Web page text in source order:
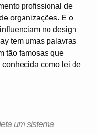
profissional de
organizações. E o
no design
tem umas palavras
tão famosas que
conhecida como lei de
um sistema